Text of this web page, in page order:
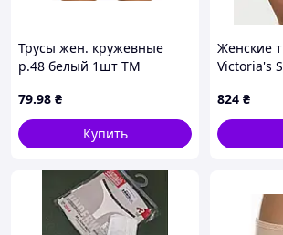
Трусы жен. кружевные
р.48 белый 1шт ТМ
79.98 ₴
Купить
Женские
Victoria's
(Синий M)
824 ₴